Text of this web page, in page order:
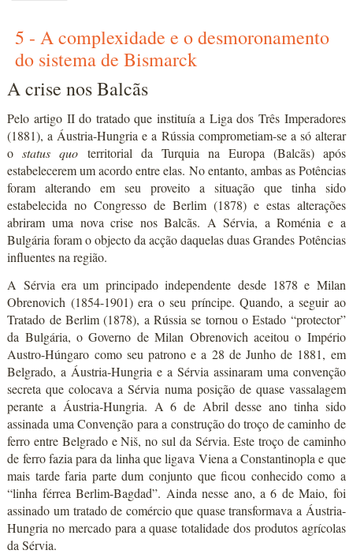
5 - A complexidade e o desmoronamento
do sistema de Bismarck
A crise nos Balcãs
Pelo artigo II do tratado que instituía a Liga dos Três Imperadores
(1881), a Áustria-Hungria e a Rússia comprometiam-se a só alterar
ostatus quo territorial da Turquia na Europa (Balcãs) após
estabelecerem um acordo entre elas. No entanto, ambas as Potências
foram alterando em seu proveito a situação que tinha sido
estabelecida no Congresso de Berlim (1878) e estas alterações
abriram uma nova crise nos Balcãs. A Sérvia, a Roménia e a
Bulgária foram o objecto da acção daquelas duas Grandes Potências
influentes na região.
A Sérvia era um principado independente desde 1878 e Milan
Obrenovich (1854-1901) era o seu príncipe. Quando, a seguir ao
Tratado de Berlim (1878), a Rússia se tornou o Estado “protector”
da Bulgária, o Governo de Milan Obrenovich aceitou o Império
Austro-Húngaro como seu patrono e a 28 de Junho de 1881, em
Belgrado, a Áustria-Hungria e a Sérvia assinaram uma convenção
secreta que colocava a Sérvia numa posição de quase vassalagem
perante a Áustria-Hungria. A 6 de Abril desse ano tinha sido
assinada uma Convenção para a construção do troço de caminho de
ferro entre Belgrado e Niš, no sul da Sérvia. Este troço de caminho
de ferro fazia para da linha que ligava Viena a Constantinopla e que
mais tarde faria parte dum conjunto que ficou conhecido como a
“linha férrea Berlim-Bagdad”. Ainda nesse ano, a 6 de Maio, foi
assinado um tratado de comércio que quase transformava a Áustria-
Hungria no mercado para a quase totalidade dos produtos agrícolas
da Sérvia.